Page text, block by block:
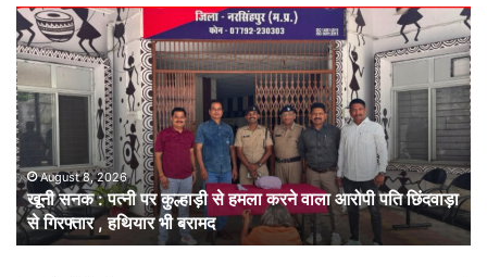
खूनी
सनक
:
पत्नी
पर
कुल्हाड़ी
से
हमला
करने
वाला
आरोपी
August 8, 2026
खूनी सनक : पत्नी पर कुल्हाड़ी से हमला करने वाला आरोपी पति छिंदवाड़ा
से गिरफ्तार , हथियार भी बरामद